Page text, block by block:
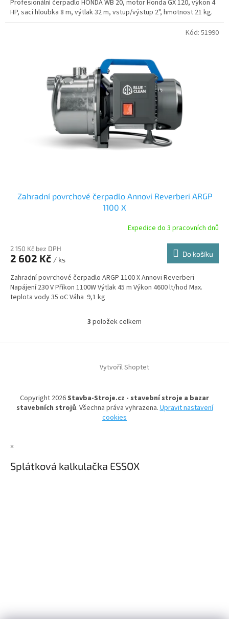
Profesionální čerpadlo HONDA WB 20, motor Honda GX 120, výkon 4
HP, sací hloubka 8 m, výtlak 32 m, vstup/výstup 2", hmotnost 21 kg.
Zahradní povrchové čerpadlo Annovi Reverberi ARGP
1100 X
Expedice do 3 pracovních dnů
2 150 Kč bez DPH
2 602 Kč / ks
Do košíku
Zahradní povrchové čerpadlo ARGP 1100 X Annovi Reverberi
Napájení 230 V Příkon 1100W Výtlak 45 m Výkon 4600 lt/hod Max.
teplota vody 35 oC Váha 9,1 kg
Kód: 51990
O
l
d
í
p
r
v
ý
p
3 položek celkem
Vytvořil Shoptet
Copyright 2026Stavba-Stroje.cz - stavební stroje a bazar
stavebních strojů. Všechna práva vyhrazena. Upravit nastavení
cookies
×
Splátková kalkulačka ESSOX